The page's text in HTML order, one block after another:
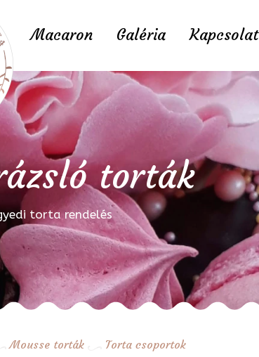
Macaron Galéria Kapcsolat
torták
torta rendelés
Mousse torták Torta csoportok